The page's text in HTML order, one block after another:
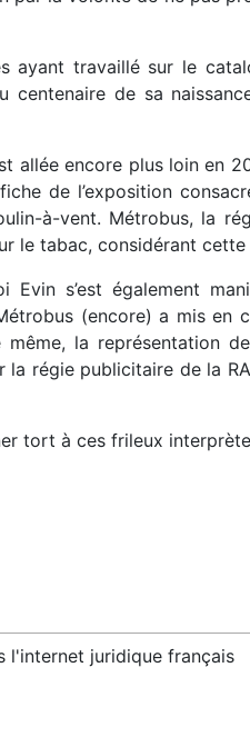
ayant travaillé sur le
centenaire de sa
allée encore plus loin en
de l’exposition
à-vent. Métrobus, la
le tabac, considérant
s’est également
(encore) a mis en
la représentation
la régie publicitaire de la
tort à ces frileux
l'internet juridique français